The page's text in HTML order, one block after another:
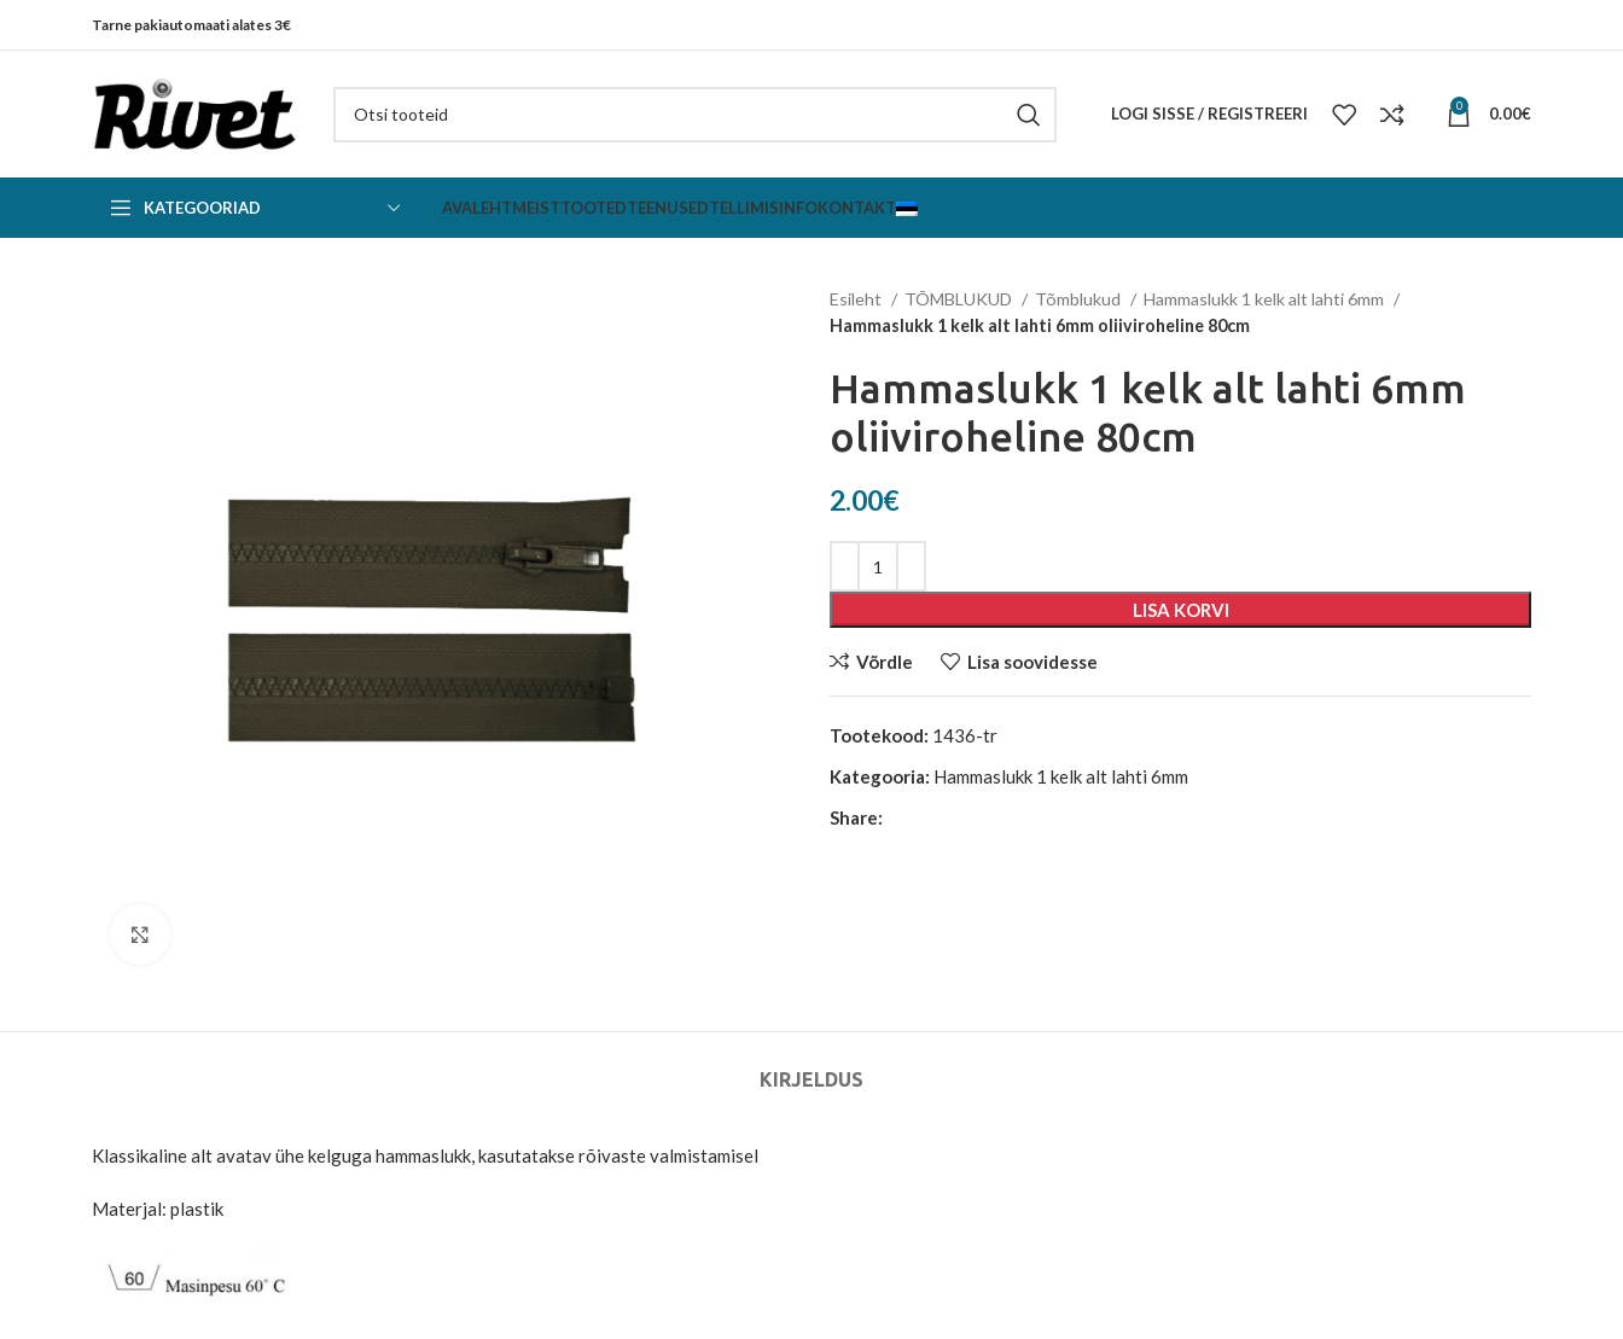
Tarne pakiautomaati alates 3€
LOGI SISSE / REGISTREERI 0 0.00€
KATEGOORIAD AVALEHTMEISTTOOTEDTEENUSEDTELLIMISINFOKONTAKT
Esileht TÕMBLUKUD Tõmblukud
Hammaslukk 1 kelk alt lahti 6mm
Hammaslukk 1 kelk alt lahti 6mm oliiviroheline 80cm
Hammaslukk 1 kelk alt lahti 6mm
oliiviroheline 80cm
2.00€
LISA KORVI
Võrdle Lisa soovidesse
Tootekood: 1436-tr
Kategooria: Hammaslukk 1 kelk alt lahti 6mm
Share:
KIRJELDUS
Klassikaline alt avatav ühe kelguga hammaslukk, kasutatakse rõivaste valmistamisel
Materjal: plastik